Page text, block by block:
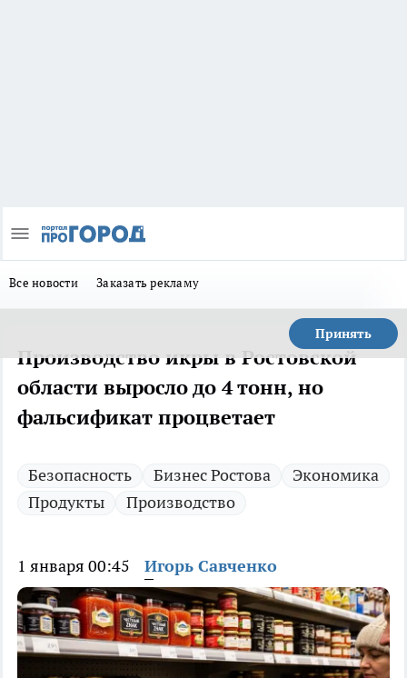
Все новости Заказать рекламу
Принять
Производство икры в Ростовской
области выросло до 4 тонн, но
фальсификат процветает
Безопасность Бизнес Ростова
Экономика
Продукты
Производство
1 января 00:45 Игорь Савченко